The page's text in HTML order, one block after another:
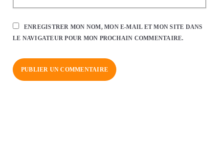
ENREGISTRER MON NOM, MON E-MAIL ET MON SITE DANS
LE NAVIGATEUR POUR MON PROCHAIN COMMENTAIRE.